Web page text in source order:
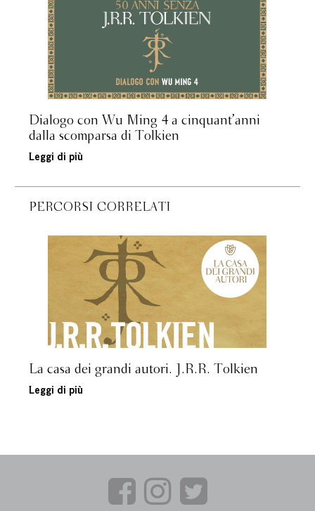
Dialogo con Wu Ming 4 a cinquant’anni
dalla scomparsa di Tolkien
Leggi di più
PERCORSI CORRELATI
La casa dei grandi autori. J.R.R. Tolkien
Leggi di più